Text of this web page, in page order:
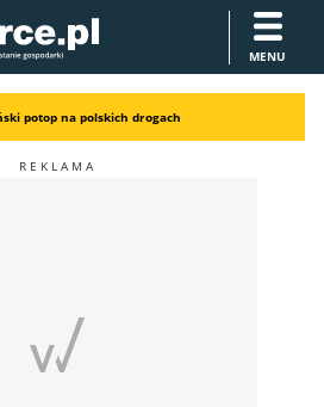
MENU
potop na polskich drogach